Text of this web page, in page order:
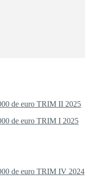
de euro TRIM II 2025
de euro TRIM I 2025
de euro TRIM IV 2024